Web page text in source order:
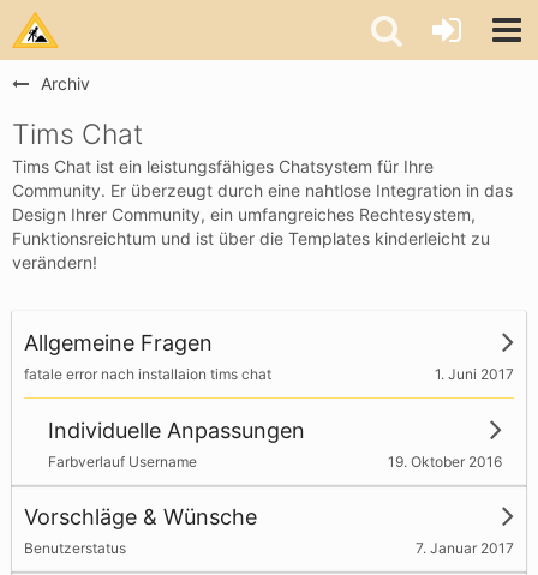
Archiv
Tims Chat
Tims Chat ist ein leistungsfähiges Chatsystem für Ihre
Community. Er überzeugt durch eine nahtlose Integration in das
Design Ihrer Community, ein umfangreiches Rechtesystem,
Funktionsreichtum und ist über die Templates kinderleicht zu
verändern!
Allgemeine Fragen
fatale error nach installaion tims chat 1. Juni 2017
Individuelle Anpassungen
Farbverlauf Username 19. Oktober 2016
Vorschläge & Wünsche
Benutzerstatus 7. Januar 2017